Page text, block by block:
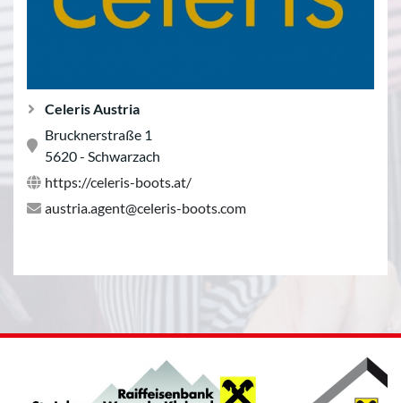
Celeris Austria
Brucknerstraße 1
5620 - Schwarzach
https://celeris-boots.at/
austria.agent@celeris-boots.com